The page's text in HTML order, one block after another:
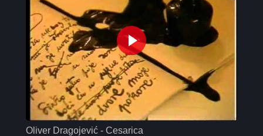
Oliver Dragojević - Cesarica